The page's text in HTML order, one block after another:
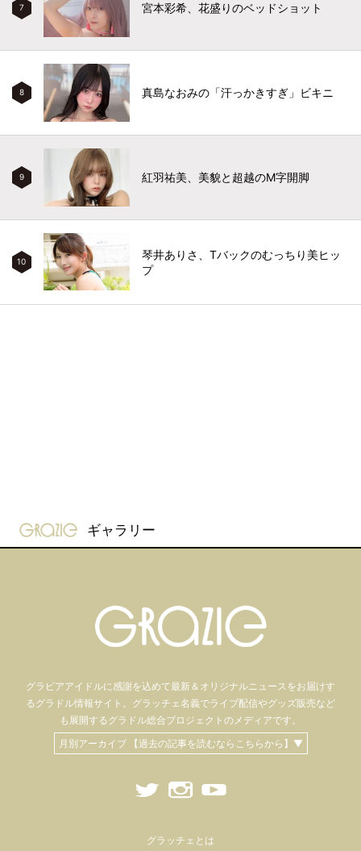
7 宮本彩希、花盛りのベッドショット
8 真島なおみの「汗っかきすぎ」ビキニ
9 紅羽祐美、美貌と超越のM字開脚
10
琴井ありさ、Tバックのむっちり美ヒッ
プ
gravure-grazie
ギャラリー
グラビアアイドルに感謝を込めて最新＆オリジナルニュースをお届けす
るグラドル情報サイト。 グラッチェ名義でライブ配信やグッズ販売など
も 展開するグラドル総合プロジェクトのメディアです。
月別アーカイブ 【過去の記事を読むならこちらから】▼
グラッチェとは